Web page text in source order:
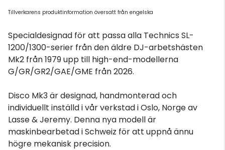
Tillverkarens produktinformation översatt från engelska
Specialdesignad för att passa alla Technics SL-
1200/1300-serier från den äldre DJ-arbetshästen
Mk2 från 1979 upp till high-end-modellerna
G/GR/GR2/GAE/GME från 2026.
Disco Mk3 är designad, handmonterad och
individuellt inställd i vår verkstad i Oslo, Norge av
Lasse & Jeremy. Denna nya modell är
maskinbearbetad i Schweiz för att uppnå ännu
högre mekanisk precision.